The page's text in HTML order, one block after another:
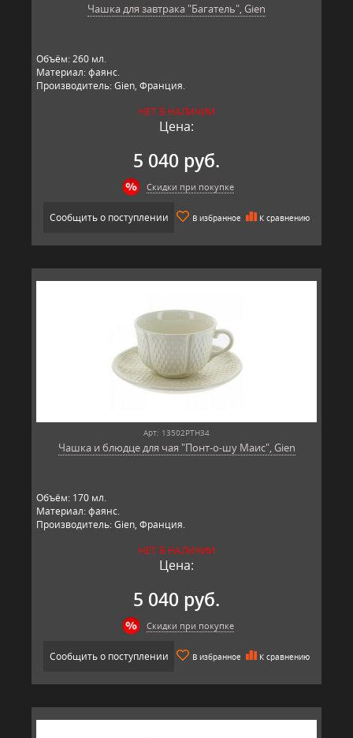
Чашка для завтрака "Багатель", Gien
Объём: 260 мл.
Материал: фаянс.
Производитель: Gien, Франция.
НЕТ В НАЛИЧИИ
Цена:
5 040 руб.
Скидки при покупке
Сообщить о поступлении В избранное К сравнению
Арт: 13502PTH34
Чашка и блюдце для чая "Понт-о-шу Маис", Gien
Объём: 170 мл.
Материал: фаянс.
Производитель: Gien, Франция.
НЕТ В НАЛИЧИИ
Цена:
5 040 руб.
Скидки при покупке
Сообщить о поступлении В избранное К сравнению